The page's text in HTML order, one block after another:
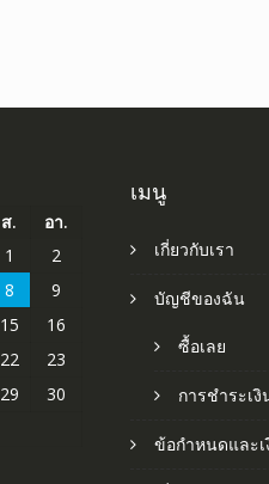
ส.
อา.
1
2
8
9
15
16
22
23
29
30
เมนู
เกี่ยวกับเรา
บัญชีของฉัน
ซื้อเลย
การชำระเงิ
ข้อกำหนดและเ